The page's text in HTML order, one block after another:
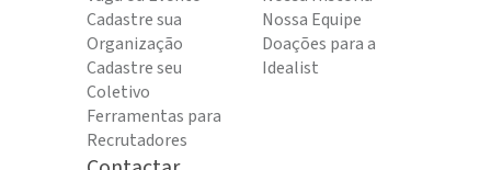
Cadastre sua
Organização
Cadastre seu
Coletivo
Ferramentas para
Recrutadores
Nossa Equipe
Doações para a
Idealist